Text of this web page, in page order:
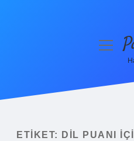
Yasal Uyarı
menüyü
ETIKET:
DIL PUANI